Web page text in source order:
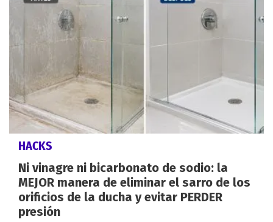
HACKS
Ni vinagre ni bicarbonato de sodio: la
MEJOR manera de eliminar el sarro de los
orificios de la ducha y evitar PERDER
presión